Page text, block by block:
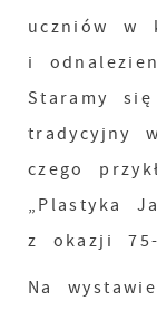
uczniów w
i
Staramy
tradycyjny
czego
„Plastyka
z okazji
Na